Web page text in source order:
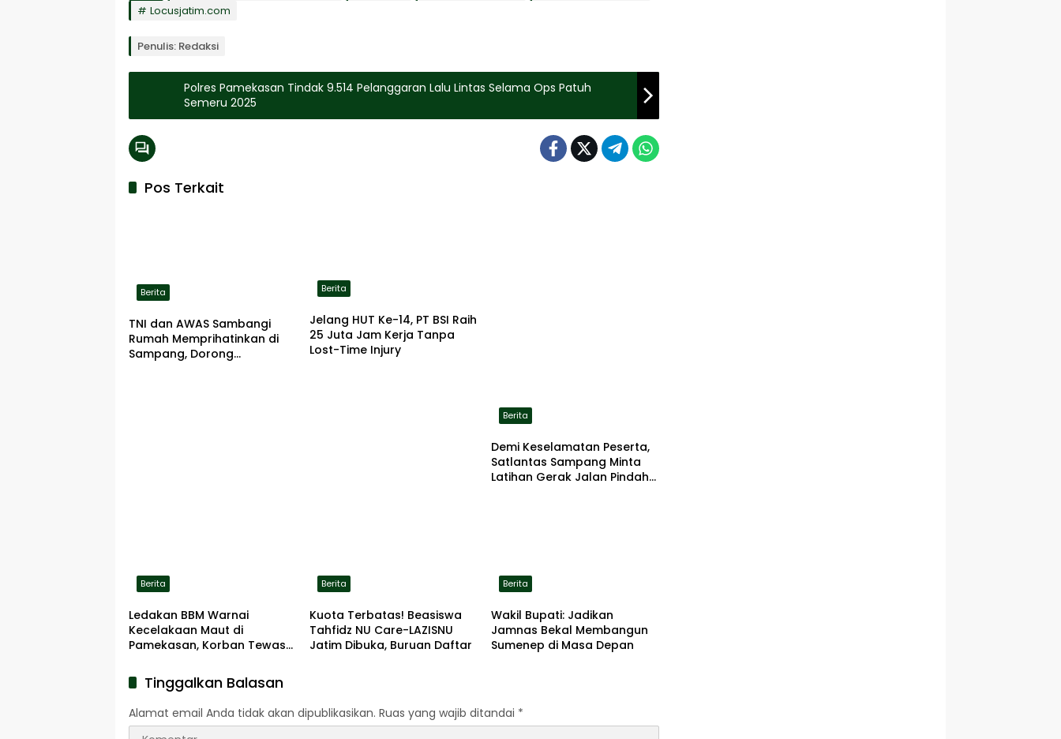
Locusjatim.com
Penulis: Redaksi
Polres Pamekasan Tindak 9.514 Pelanggaran Lalu Lintas Selama Ops Patuh
Semeru 2025
Pos Terkait
Berita
TNI dan AWAS Sambangi
Rumah Memprihatinkan di
Sampang, Dorong
Berita
Jelang HUT Ke-14, PT BSI Raih
25 Juta Jam Kerja Tanpa
Lost-Time Injury
Berita
Demi Keselamatan Peserta,
Satlantas Sampang Minta
Latihan Gerak Jalan Pindah
Berita
Ledakan BBM Warnai
Kecelakaan Maut di
Pamekasan, Korban Tewas
Berita
Kuota Terbatas! Beasiswa
Tahfidz NU Care-LAZISNU
Jatim Dibuka, Buruan Daftar
Berita
Wakil Bupati: Jadikan
Jamnas Bekal Membangun
Sumenep di Masa Depan
Tinggalkan Balasan
Alamat email Anda tidak akan dipublikasikan. Ruas yang wajib ditandai *